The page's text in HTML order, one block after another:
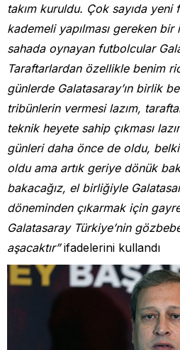
takım kuruldu. Çok sayıda yeni
kademeli yapılması gereken
sahada oynayan futbolcular
Taraftarlardan özellikle benim
günlerde Galatasaray’ın birlik
tribünlerin vermesi lazım,
teknik heyete sahip çıkması
günleri daha önce de oldu, belki
oldu ama artık geriye dönük
bakacağız, el birliğiyle
döneminden çıkarmak için
Galatasaray Türkiye’nin
aşacaktır”ifadelerini kullandı